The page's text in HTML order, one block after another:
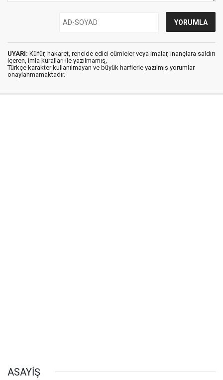
UYARI: Küfür, hakaret, rencide edici cümleler veya imalar, inançlara saldırı
içeren, imla kuralları ile yazılmamış,
Türkçe karakter kullanılmayan ve büyük harflerle yazılmış yorumlar
onaylanmamaktadır.
ASAYİŞ